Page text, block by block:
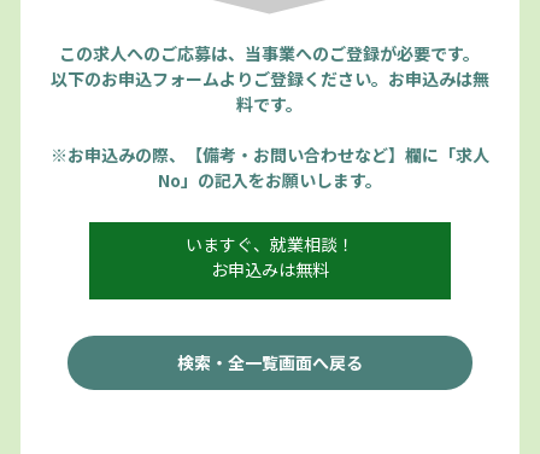
この求人へのご応募は、当事業へのご登録が必要です。
以下のお申込フォームよりご登録ください。お申込みは無
料です。
※お申込みの際、【備考・お問い合わせなど】欄に「求人
No」の記入をお願いします。
いますぐ、就業相談！
お申込みは無料
検索・全一覧画面へ戻る